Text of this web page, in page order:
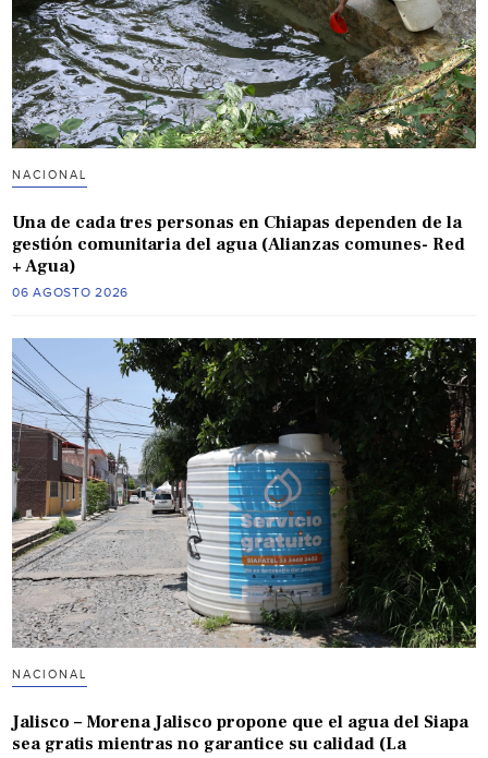
NACIONAL
Una de cada tres personas en Chiapas dependen de la
gestión comunitaria del agua (Alianzas comunes- Red
+ Agua)
06 AGOSTO 2026
NACIONAL
Jalisco – Morena Jalisco propone que el agua del Siapa
sea gratis mientras no garantice su calidad (La